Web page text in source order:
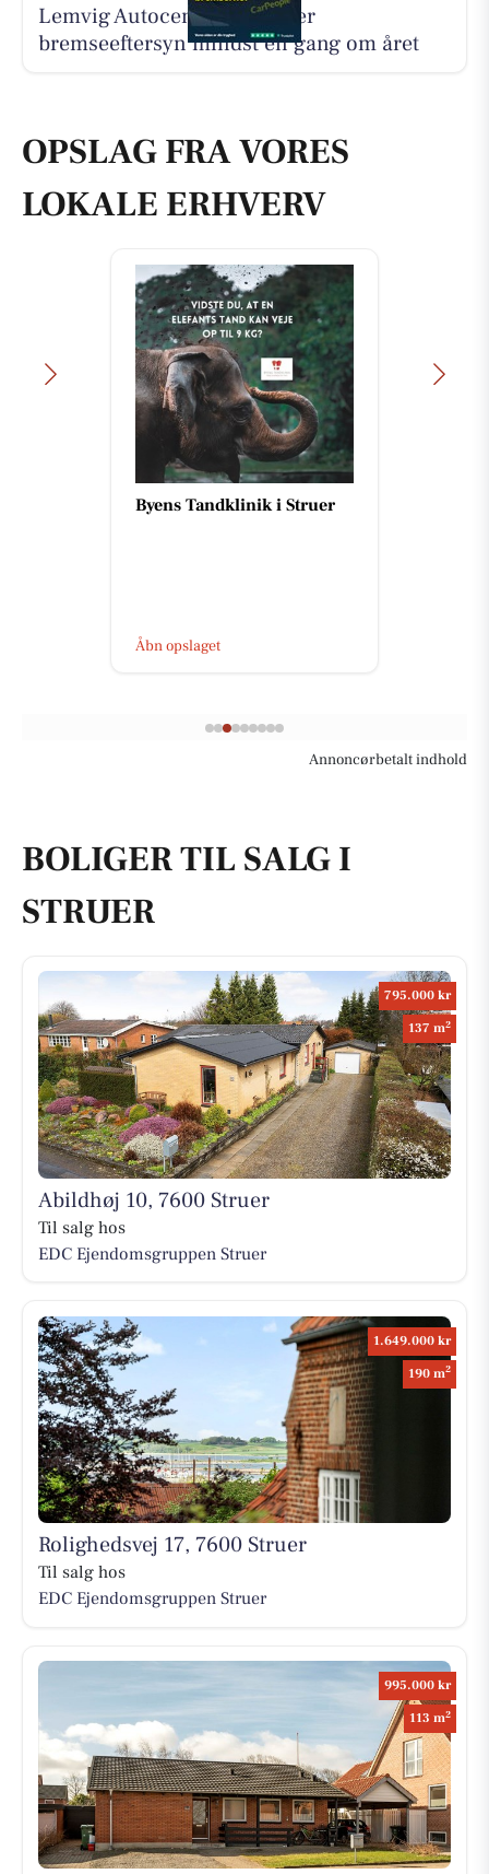
Lemvig Autocenter anbefaler
bremseeftersyn mindst én gang om året
OPSLAG FRA VORES
LOKALE ERHVERV
Byens Tandklinik i Struer
Åbn opslaget
Annoncørbetalt indhold
BOLIGER TIL SALG I
STRUER
795.000 kr
137 m2
Abildhøj 10, 7600 Struer
Til salg hos
EDC Ejen­doms­grup­pen Struer
1.649.000 kr
190 m2
Rolighedsvej 17, 7600 Struer
Til salg hos
EDC Ejen­doms­grup­pen Struer
995.000 kr
113 m2